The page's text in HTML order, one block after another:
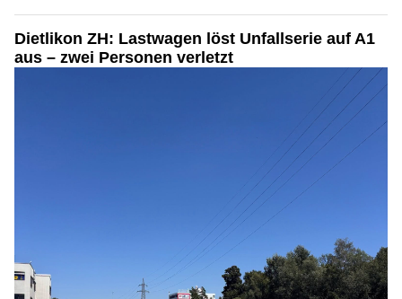
Dietlikon ZH: Lastwagen löst Unfallserie auf A1
aus – zwei Personen verletzt